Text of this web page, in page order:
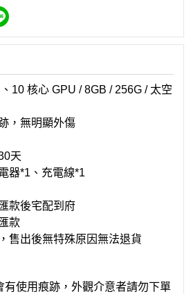
10 核心 GPU / 8GB / 256G / 太空
，無明顯外傷
天
器*1、充電線*1
款後宅配到府
款
售出後無特殊原因無法退貨
有使用痕跡，外觀介意者請勿下單